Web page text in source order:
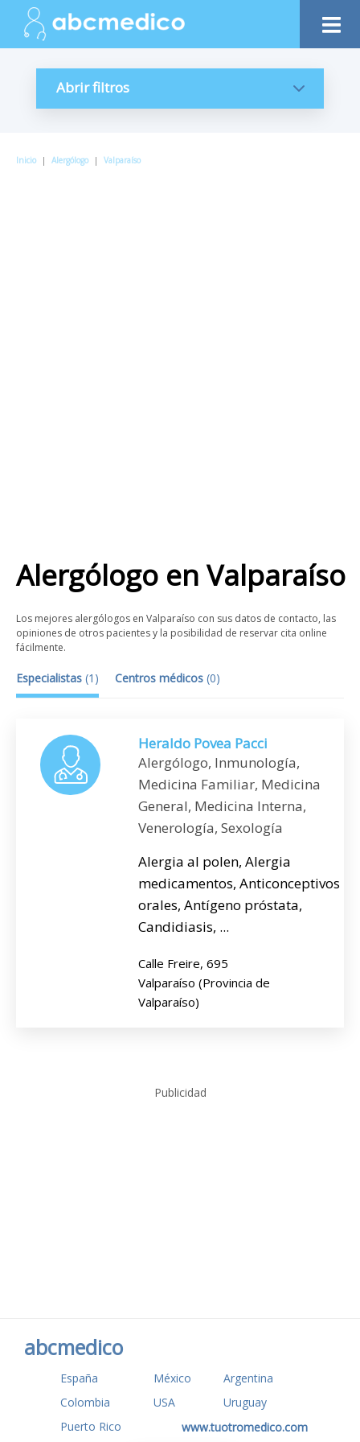
Abrir filtros
Inicio | Alergólogo | Valparaíso
Alergólogo enValparaíso
Los mejores alergólogos en Valparaíso con sus datos de contacto, las
opiniones de otros pacientes y la posibilidad de reservar cita online
fácilmente.
Especialistas (1 ) Centros médicos (0)
Heraldo Povea Pacci
Alergólogo, Inmunología,
Medicina Familiar, Medicina
General, Medicina Interna,
Venerología, Sexología
Alergia al polen, Alergia
medicamentos, Anticonceptivos
orales, Antígeno próstata,
Candidiasis, ...
Calle Freire, 695
Valparaíso (Provincia de
Valparaíso)
Publicidad
abcmedico
España México
Argentina
Colombia
USA
Uruguay
Puerto Rico
www.tuotromedico.com